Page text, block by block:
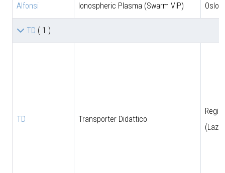
Alfonsi
Ionospheric Plasma (Swarm VIP)
Oslo
TD ( 1 )
TD Transporter Didattico